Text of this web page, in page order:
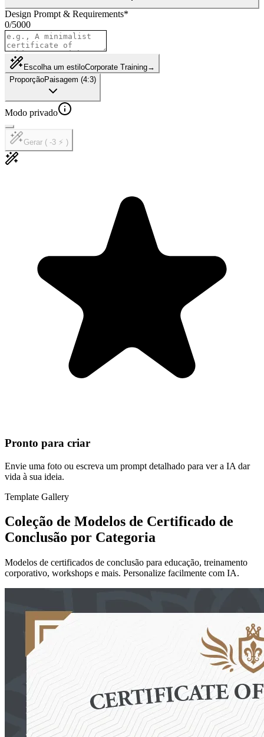
Design Prompt & Requirements*
0/5000
Escolha um estiloCorporate Training→
ProporçãoPaisagem (4:3)
Modo privado
Gerar ( -3 ⚡ )
Pronto para criar
Envie uma foto ou escreva um prompt detalhado para ver a IA dar
vida à sua ideia.
Template Gallery
Coleção de Modelos de Certificado de
Conclusão por Categoria
Modelos de certificados de conclusão para educação, treinamento
corporativo, workshops e mais. Personalize facilmente com IA.